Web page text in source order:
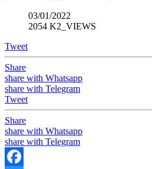
03/01/2022
2054 K2_VIEWS
Tweet
Share
share with Whatsapp
share with Telegram
Tweet
Share
share with Whatsapp
share with Telegram